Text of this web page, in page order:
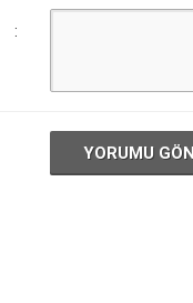
:
YORUMU